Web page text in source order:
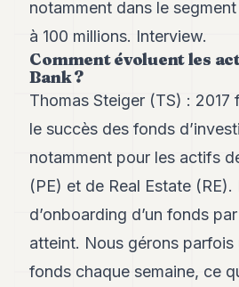
35
Andy
34
33
Andy
Andy
31
Andy
30
28
Andy
notamment dans le
à 100 millions. Interview.
Comment évoluent les
Bank ?
Thomas Steiger (TS) : 2017
le succès des fonds
notamment pour les actifs
(PE) et de Real Estate
d’onboarding d’un fonds
atteint. Nous gérons parfois
fonds chaque semaine, ce